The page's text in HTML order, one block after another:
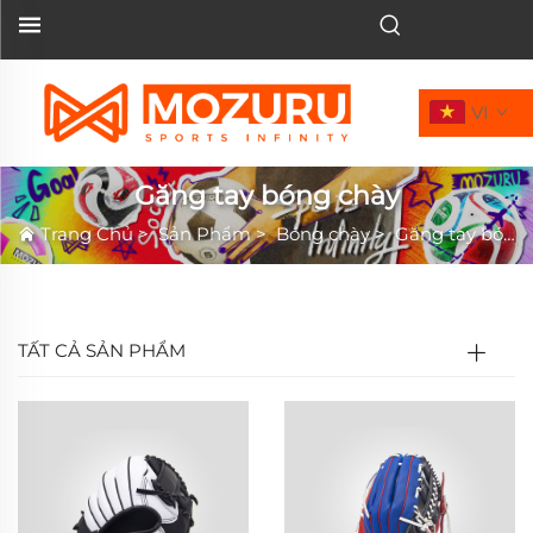
VI
Găng tay bóng chày
Trang Chủ>Sản Phẩm>Bóng chày>Găng tay bóng chày
TẤT CẢ SẢN PHẨM